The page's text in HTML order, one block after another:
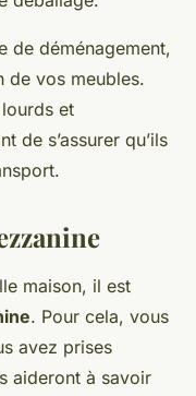
de déménagement,
de vos meubles.
et
de s’assurer qu’ils
maison, il est
. Pour cela, vous
avez prises
aideront à savoir